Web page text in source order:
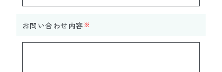
お問い合わせ内容※